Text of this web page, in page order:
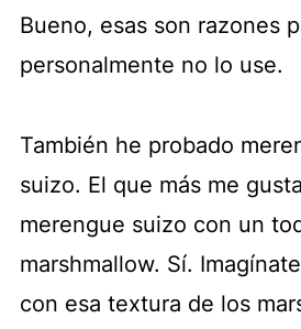
Bueno, esas son razones
personalmente no lo use.
También he probado
suizo. El que más me
merengue suizo con un
marshmallow. Sí.
con esa textura de los